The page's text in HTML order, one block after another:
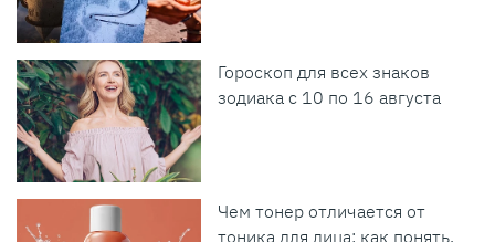
Гороскоп для всех знаков
зодиака с 10 по 16 августа
Чем тонер отличается от
тоника для лица: как понять,